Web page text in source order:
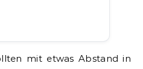
mit etwas Abstand in